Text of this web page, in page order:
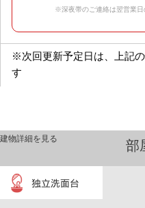
※深夜帯のご連絡は翌営業日
※次回更新予定日は、上記
す
部
建物詳細を見る